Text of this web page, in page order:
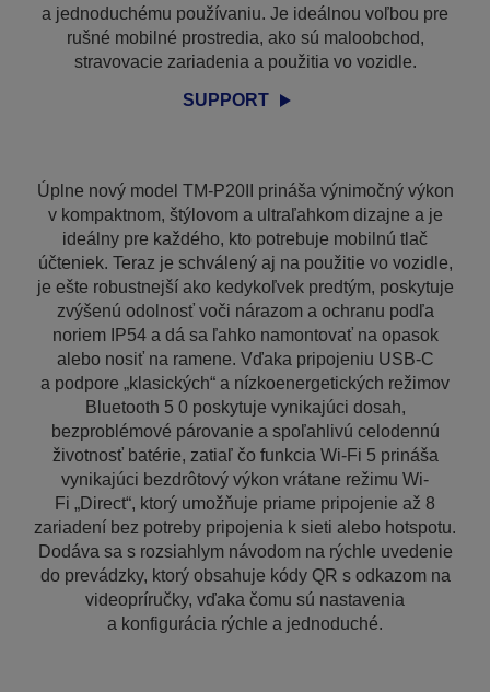
a jednoduchému používaniu. Je ideálnou voľbou pre
rušné mobilné prostredia, ako sú maloobchod,
stravovacie zariadenia a použitia vo vozidle.
SUPPORT
Úplne nový model TM-P20II prináša výnimočný výkon
v kompaktnom, štýlovom a ultraľahkom dizajne a je
ideálny pre každého, kto potrebuje mobilnú tlač
účteniek. Teraz je schválený aj na použitie vo vozidle,
je ešte robustnejší ako kedykoľvek predtým, poskytuje
zvýšenú odolnosť voči nárazom a ochranu podľa
noriem IP54 a dá sa ľahko namontovať na opasok
alebo nosiť na ramene. Vďaka pripojeniu USB-C
a podpore „klasických“ a nízkoenergetických režimov
Bluetooth 5 0 poskytuje vynikajúci dosah,
bezproblémové párovanie a spoľahlivú celodennú
životnosť batérie, zatiaľ čo funkcia Wi-Fi 5 prináša
vynikajúci bezdrôtový výkon vrátane režimu Wi-
Fi „Direct“, ktorý umožňuje priame pripojenie až 8
zariadení bez potreby pripojenia k sieti alebo hotspotu.
Dodáva sa s rozsiahlym návodom na rýchle uvedenie
do prevádzky, ktorý obsahuje kódy QR s odkazom na
videopríručky, vďaka čomu sú nastavenia
a konfigurácia rýchle a jednoduché.